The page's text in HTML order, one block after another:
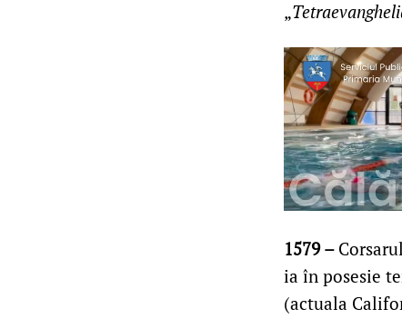
„
1579 –
ia în posesie
(actuala